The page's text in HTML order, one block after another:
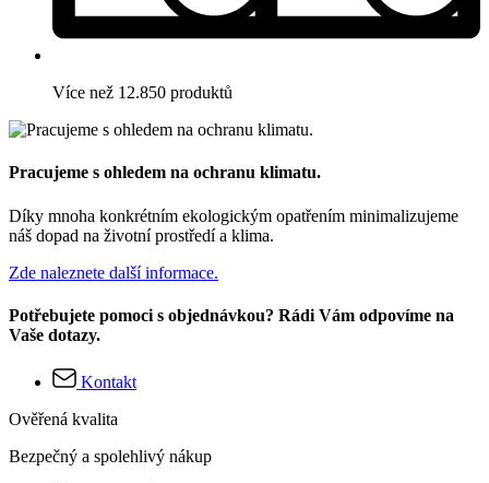
Více než 12.850 produktů
Pracujeme s ohledem na ochranu klimatu.
Díky mnoha konkrétním ekologickým opatřením minimalizujeme
náš dopad na životní prostředí a klima.
Zde naleznete další informace.
Potřebujete pomoci s objednávkou? Rádi Vám odpovíme na
Vaše dotazy.
Kontakt
Ověřená kvalita
Bezpečný a spolehlivý nákup